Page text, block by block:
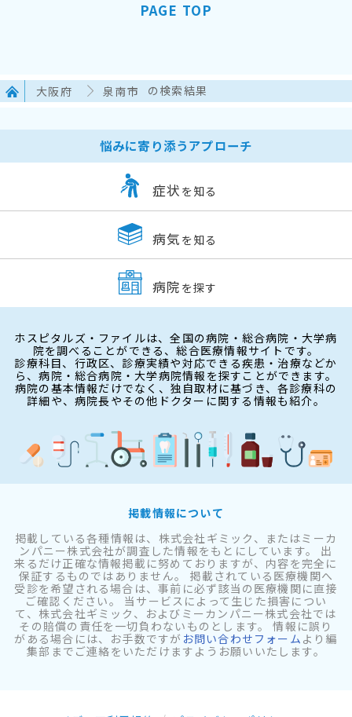
PAGE TOP
大阪府 泉南市 の検索結果
悩みに寄り添うアプローチ
症状 を知る
病気 を知る
病院 を探す
ホスピタルズ・ファイルは、全国の病院・総合病院・大学病
院を調べることができる、総合医療情報サイトです。
診療科目、行政区、診療実績や対応できる疾患・治療などか
ら、病院・総合病院・大学病院情報を探すことができます。
病院の基本情報だけでなく、独自取材に基づき、各診療科の
詳細や、病院長やその他ドクターに関する情報も紹介。
掲載情報について
掲載している各種情報は、株式会社ギミック、またはミーカ
ンパニー株式会社が調査した情報をもとにしています。 出
来るだけ正確な情報掲載に努めておりますが、内容を完全に
保証するものではありません。 掲載されている医療機関へ
受診を希望される場合は、事前に必ず該当の医療機関に直接
ご確認ください。 当サービスによって生じた損害につい
て、株式会社ギミック、およびミーカンパニー株式会社では
その賠償の責任を一切負わないものとします。 情報に誤り
がある場合には、お手数ですが お問い合わせフォーム より編
集部までご連絡をいただけますようお願いいたします。